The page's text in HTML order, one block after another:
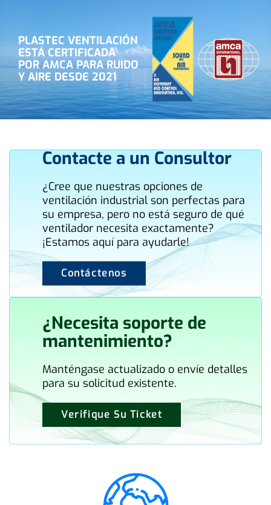
PLASTEC VENTILACIÓN
ESTÁ CERTIFICADA
POR AMCA PARA RUIDO
Y AIRE DESDE 2021
Contacte a un Consultor
¿Cree que nuestras opciones de
ventilación industrial son perfectas para
su empresa, pero no está seguro de qué
ventilador necesita exactamente?
¡Estamos aquí para ayudarle!
Contáctenos
¿Necesita soporte de
mantenimiento?
Manténgase actualizado o envíe detalles
para su solicitud existente.
Verifique Su Ticket